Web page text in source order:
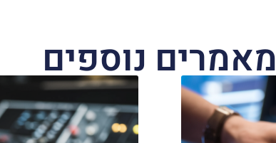
מאמרים נוספים